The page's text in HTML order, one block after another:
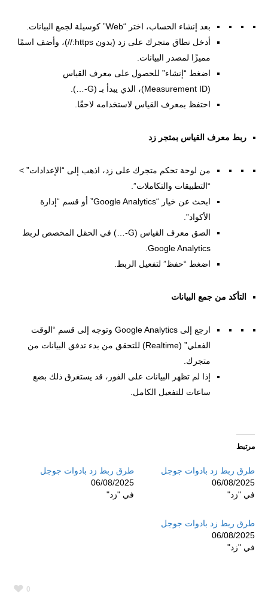
بعد إنشاء الحساب، اختر “Web” كوسيلة لجمع البيانات.
أدخل نطاق متجرك على زد (بدون https://)، وأضف اسمًا
مميزًا لمصدر البيانات.
اضغط “إنشاء” للحصول على معرف القياس
(Measurement ID)، الذي يبدأ بـ (G-…).
احتفظ بمعرف القياس لاستخدامه لاحقًا.
ربط معرف القياس بمتجر زد
من لوحة تحكم متجرك على زد، اذهب إلى “الإعدادات” >
“التطبيقات والتكاملات”.
ابحث عن خيار “Google Analytics” أو قسم “إدارة
الأكواد”.
الصق معرف القياس (G-…) في الحقل المخصص لربط
Google Analytics.
اضغط “حفظ” لتفعيل الربط.
التأكد من جمع البيانات
ارجع إلى Google Analytics وتوجه إلى قسم “الوقت
الفعلي” (Realtime) للتحقق من بدء تدفق البيانات من
متجرك.
إذا لم تظهر البيانات على الفور، قد يستغرق ذلك بضع
ساعات للتفعيل الكامل.
مرتبط
طرق ربط زد بادوات جوجل
06/08/2025
في "زد"
طرق ربط زد بادوات جوجل
06/08/2025
في "زد"
طرق ربط زد بادوات جوجل
06/08/2025
في "زد"
0